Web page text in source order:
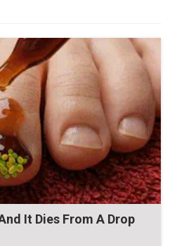
It Dies From A Drop